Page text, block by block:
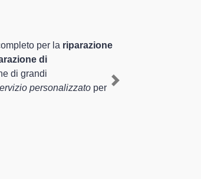
Cavarzere e provincia
del corretto
da riparare per
Next